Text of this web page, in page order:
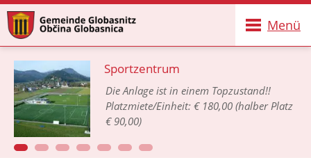
Menü
Sportzentrum
Die Anlage ist in einem Topzustand!!
Platzmiete/Einheit: € 180,00 (halber Platz
€ 90,00)